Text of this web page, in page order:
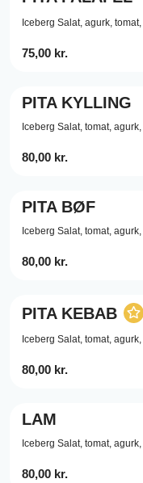
Iceberg Salat, agurk, tomat,
75,00 kr.
PITA KYLLING
Iceberg Salat, tomat, agurk,
80,00 kr.
PITA BØF
Iceberg Salat, tomat, agurk,
80,00 kr.
PITA KEBAB
Iceberg Salat, tomat, agurk,
80,00 kr.
LAM
Iceberg Salat, tomat, agurk,
80,00 kr.